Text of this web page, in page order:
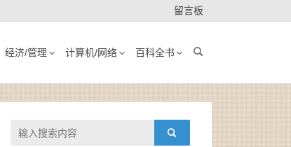
留言板
经济/管理 计算机/网络 百科全书